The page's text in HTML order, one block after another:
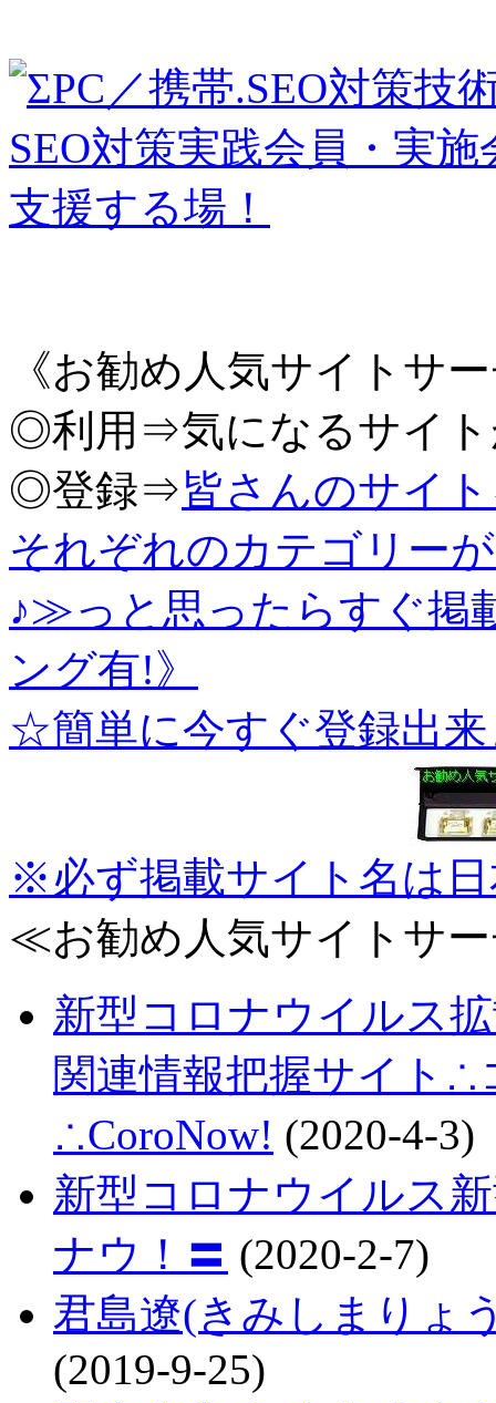
《お勧め人気サイトサ
◎利用⇒気になるサイト
◎登録⇒皆さんのサイ
それぞれのカテゴリー
♪≫っと思ったらすぐ掲
ング有!》
☆簡単に今すぐ登録出
※必ず掲載サイト名は
≪お勧め人気サイトサ
新型コロナウイルス
関連情報把握サイト
∴CoroNow! (2020-4-3)
新型コロナウイルス
ナウ！〓 (2020-2-7)
君島遼(きみしまりょ
(2019-9-25)